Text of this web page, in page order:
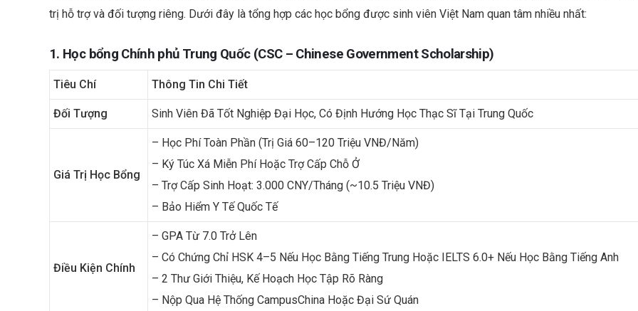
trị hỗ trợ và đối tượng riêng. Dưới đây là tổng hợp các học bổng được sinh viên Việt Nam quan tâm nhiều nhất:
1. Học bổng Chính phủ Trung Quốc (CSC – Chinese Government Scholarship)
Tiêu Chí Thông Tin Chi Tiết
Đối Tượng Sinh Viên Đã Tốt Nghiệp Đại Học, Có Định Hướng Học Thạc Sĩ Tại Trung Quốc
Giá Trị Học Bổng
– Học Phí Toàn Phần (trị Giá 60–120 Triệu VNĐ/năm)
– Ký Túc Xá Miễn Phí Hoặc Trợ Cấp Chỗ Ở
– Trợ Cấp Sinh Hoạt: 3.000 CNY/tháng (~10.5 Triệu VNĐ)
– Bảo Hiểm Y Tế Quốc Tế
Điều Kiện Chính
– GPA Từ 7.0 Trở Lên
– Có Chứng Chỉ HSK 4–5 Nếu Học Bằng Tiếng Trung Hoặc IELTS 6.0+ Nếu Học Bằng Tiếng Anh
– 2 Thư Giới Thiệu, Kế Hoạch Học Tập Rõ Ràng
– Nộp Qua Hệ Thống CampusChina Hoặc Đại Sứ Quán